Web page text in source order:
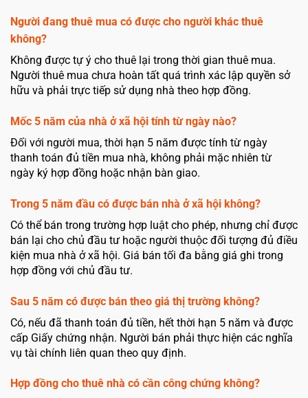
Người đang thuê mua có được cho người khác thuê
không?
Không được tự ý cho thuê lại trong thời gian thuê mua.
Người thuê mua chưa hoàn tất quá trình xác lập quyền sở
hữu và phải trực tiếp sử dụng nhà theo hợp đồng.
Mốc 5 năm của nhà ở xã hội tính từ ngày nào?
Đối với người mua, thời hạn 5 năm được tính từ ngày
thanh toán đủ tiền mua nhà, không phải mặc nhiên từ
ngày ký hợp đồng hoặc nhận bàn giao.
Trong 5 năm đầu có được bán nhà ở xã hội không?
Có thể bán trong trường hợp luật cho phép, nhưng chỉ được
bán lại cho chủ đầu tư hoặc người thuộc đối tượng đủ điều
kiện mua nhà ở xã hội. Giá bán tối đa bằng giá ghi trong
hợp đồng với chủ đầu tư.
Sau 5 năm có được bán theo giá thị trường không?
Có, nếu đã thanh toán đủ tiền, hết thời hạn 5 năm và được
cấp Giấy chứng nhận. Người bán phải thực hiện các nghĩa
vụ tài chính liên quan theo quy định.
Hợp đồng cho thuê nhà có cần công chứng không?